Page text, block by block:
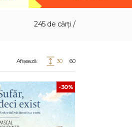
245 de cărți /
Afișează: 30 60
-30%